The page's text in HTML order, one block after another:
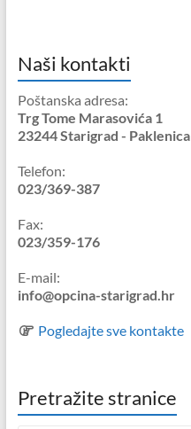
Naši kontakti
Poštanska adresa:
Trg Tome Marasovića 1
23244 Starigrad - Paklenica
Telefon:
023/369-387
Fax:
023/359-176
E-mail:
info@opcina-starigrad.hr
Pogledajte sve kontakte
Pretražite stranice